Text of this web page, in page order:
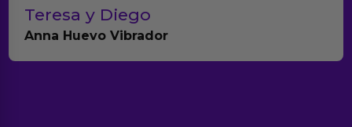
Teresa y Diego
Anna Huevo Vibrador